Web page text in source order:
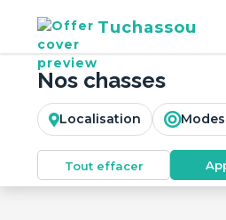
Tuchassou
Nos chasses
Localisation
Tout effacer